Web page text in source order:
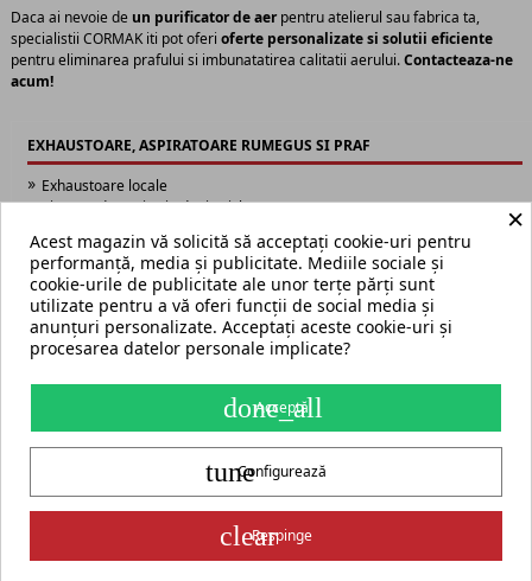
Daca ai nevoie de un purificator de aerpentru atelierul sau fabrica ta,
specialistii CORMAK iti pot oferi oferte personalizate si solutii eficiente
pentru eliminarea prafului si imbunatatirea calitatii aerului.Contacteaza-ne
acum!
EXHAUSTOARE, ASPIRATOARE RUMEGUS SI PRAF
Exhaustoare locale
Sisteme de aspiratie de tip ciclon
Optionale pentru sisteme de exhaustare
Purificatoare de aer
Termeni și condiții Harta site
S.C. ECHIPAMENTE ROMANIA s.r.l.
str. Grigore Ghica Voda nr. 3, Iași, cod postal 700503
contact@cormak.ro
+40 775 333 666
Partener oficial exclusiv al producătorului CORMAK Jerzy Zalewski
pentru piața din România.
✆Contact
×
Acest magazin vă solicită să acceptați cookie-uri pentru
performanță, media și publicitate. Mediile sociale și
cookie-urile de publicitate ale unor terțe părți sunt
utilizate pentru a vă oferi funcții de social media și
anunțuri personalizate. Acceptați aceste cookie-uri și
procesarea datelor personale implicate?
done_all
Acceptă
tuneConfigurează
clearRespinge